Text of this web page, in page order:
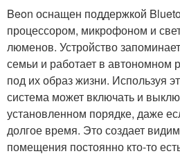
Beon оснащен поддержкой
процессором, микрофоном и
люменов. Устройство
семьи и работает в автономном
под их образ жизни. Используя
система может включать и
установленном порядке, даже
долгое время. Это создает
помещения постоянно кто-то